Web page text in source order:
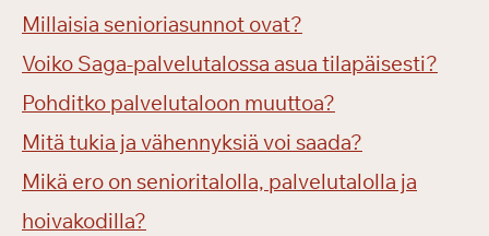
Millaisia senioriasunnot ovat?
Voiko Saga-palvelutalossa asua tilapäisesti?
Pohditko palvelutaloon muuttoa?
Mitä tukia ja vähennyksiä voi saada?
Mikä ero on senioritalolla, palvelutalolla ja
hoivakodilla?